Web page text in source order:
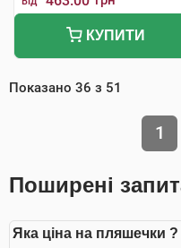
КУПИТИ
Показано 36 з 51
1
Поширені
Яка ціна на пляшечки ?